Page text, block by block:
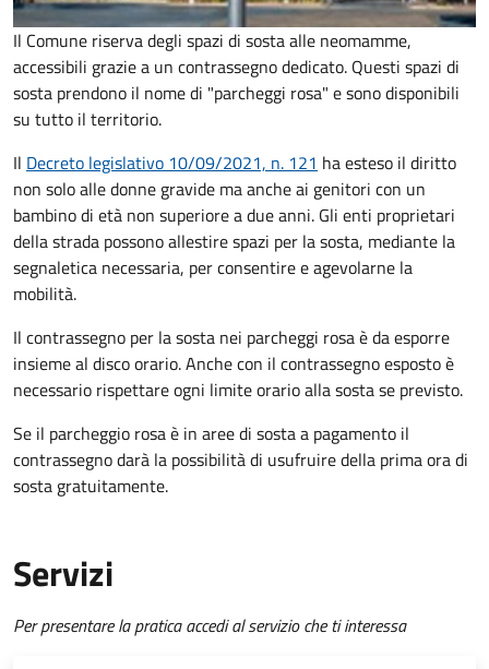
Il Comune riserva degli spazi di sosta alle neomamme,
accessibili grazie a un contrassegno dedicato. Questi spazi di
sosta prendono il nome di "parcheggi rosa" e sono disponibili
su tutto il territorio.
Il Decreto legislativo 10/09/2021, n. 121 ha esteso il diritto
non solo alle donne gravide ma anche ai genitori con un
bambino di età non superiore a due anni. Gli enti proprietari
della strada possono allestire spazi per la sosta, mediante la
segnaletica necessaria, per consentire e agevolarne la
mobilità.
Il contrassegno per la sosta nei parcheggi rosa è da esporre
insieme al disco orario. Anche con il contrassegno esposto è
necessario rispettare ogni limite orario alla sosta se previsto.
Se il parcheggio rosa è in aree di sosta a pagamento il
contrassegno darà la possibilità di usufruire della prima ora di
sosta gratuitamente.
Servizi
Per presentare la pratica accedi al servizio che ti interessa